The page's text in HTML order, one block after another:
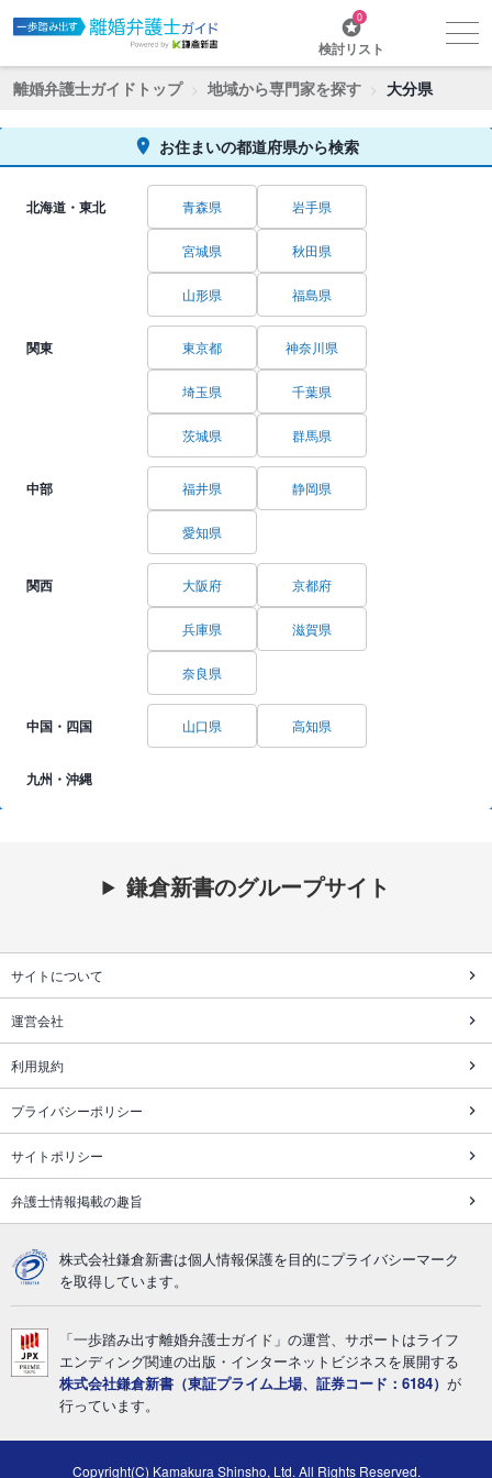
0
検討リスト
離婚弁護士ガイドトップ 地域から専門家を探す 大分県
お住まいの都道府県から検索
北海道・東北 青森県 岩手県
宮城県 秋田県
山形県 福島県
関東 東京都 神奈川県
埼玉県 千葉県
茨城県 群馬県
中部 福井県 静岡県
愛知県
関西 大阪府 京都府
兵庫県 滋賀県
奈良県
中国・四国 山口県 高知県
九州・沖縄
鎌倉新書のグループサイト
サイトについて
運営会社
利用規約
プライバシーポリシー
サイトポリシー
弁護士情報掲載の趣旨
株式会社鎌倉新書は個人情報保護を目的にプライバシーマーク
を取得しています。
「一歩踏み出す離婚弁護士ガイド」の運営、サポートはライフ
エンディング関連の出版・インターネットビジネスを展開する
株式会社鎌倉新書（東証プライム上場、証券コード：6184） が
行っています。
Copyright(C) Kamakura Shinsho, Ltd. All Rights Reserved.